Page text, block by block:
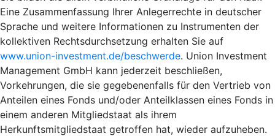
Eine Zusammenfassung Ihrer Anlegerrechte in deutscher
Sprache und weitere Informationen zu Instrumenten der
kollektiven Rechtsdurchsetzung erhalten Sie auf
www.union-investment.de/beschwerde. Union Investment
Management GmbH kann jederzeit beschließen,
Vorkehrungen, die sie gegebenenfalls für den Vertrieb von
Anteilen eines Fonds und/oder Anteilklassen eines Fonds in
einem anderen Mitgliedstaat als ihrem
Herkunftsmitgliedstaat getroffen hat, wieder aufzuheben.